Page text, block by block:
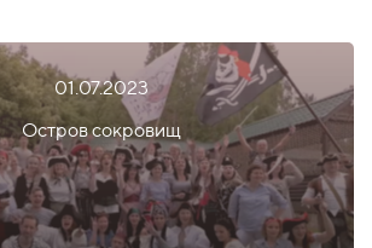
01.07.2023
Остров сокровищ